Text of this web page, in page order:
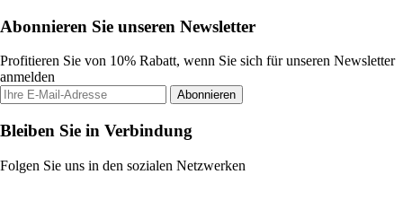
Abonnieren Sie unseren Newsletter
Profitieren Sie von 10% Rabatt, wenn Sie sich für unseren Newsletter
anmelden
Abonnieren
Bleiben Sie in Verbindung
Folgen Sie uns in den sozialen Netzwerken